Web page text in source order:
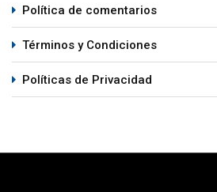
Política de comentarios
Términos y Condiciones
Políticas de Privacidad